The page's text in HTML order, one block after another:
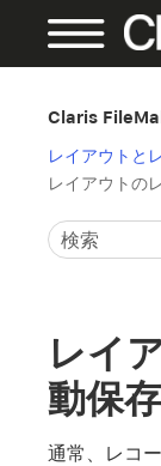
Claris
レイアウトと
レイアウトの
レイ
動保
通常、レコ